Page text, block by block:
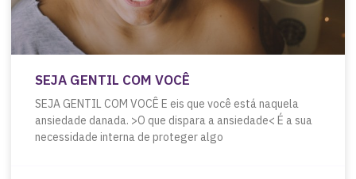
SEJA GENTIL COM VOCÊ
SEJA GENTIL COM VOCÊ E eis que você está naquela
ansiedade danada. >O que dispara a ansiedade< É a sua
necessidade interna de proteger algo